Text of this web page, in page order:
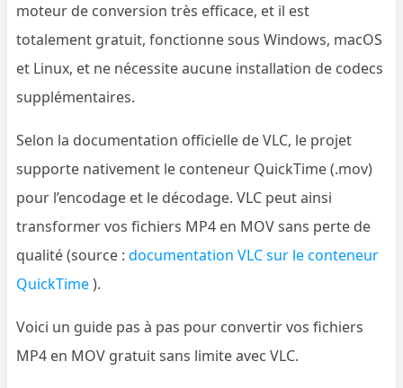
moteur de conversion très efficace, et il est
totalement gratuit, fonctionne sous Windows, macOS
et Linux, et ne nécessite aucune installation de codecs
supplémentaires.
Selon la documentation officielle de VLC, le projet
supporte nativement le conteneur QuickTime (.mov)
pour l’encodage et le décodage. VLC peut ainsi
transformer vos fichiers MP4 en MOV sans perte de
qualité (source :documentation VLC sur le conteneur
QuickTime).
Voici un guide pas à pas pour convertir vos fichiers
MP4 en MOV gratuit sans limite avec VLC.